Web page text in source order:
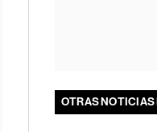
OTRAS